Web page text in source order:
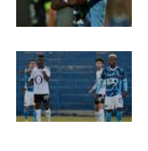
رياضة نسائية
أمريكا
ركن الألعاب